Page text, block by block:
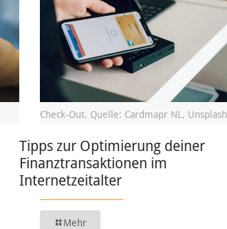
Check-Out, Quelle: Cardmapr NL, Unsplash
Tipps zur Optimierung deiner
Finanztransaktionen im
Internetzeitalter
Mehr